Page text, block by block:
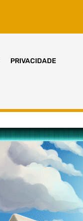
PRIVACIDADE